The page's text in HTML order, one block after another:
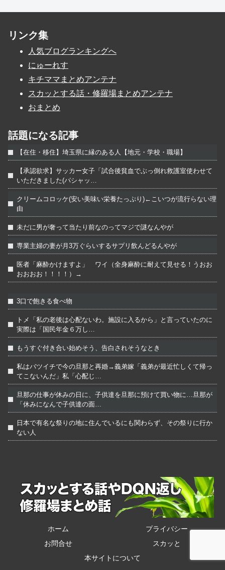
リンク集
人気ブログランキングへ
にゅーれす
キチママまとめアンテナ
スカッとする話・修羅場まとめアンテナ
おまとめ
話題になる記事
【在住・移住】埼玉県に縁のある人【地元・学校・職場】
【承認欲求】サッカー女子「試合後貧血でぶっ倒れ救護室使わせて
いただきました(パシャッ…
クリームコロッケ(安い美味い栄養たっぷり)←こいつが流行らない理
由
未だに男が奢って当たり前なのってマジで謎なんやが
専業主婦の妻が月3万ぐらいするサプリ飲んどるんやが
医者「麻酔かけますよ」 ワイ（全身麻酔に耐えて見せる！うおお
おおおお！！！！）→
3口で飽きる食べ物
トメ「私の老後は心配ないわ。施設に入るから」と言っていたのに
実際は「国民年金６万し…
もうすぐ付き合い始めそう、告白されそうなとき
私はバツイチで今の旦那と再婚→義弟嫁「義弟が最近忙しくて帰っ
てこないんだ」私「心配じ…
旦那の仕事が休みの日に、子供達を旦那に預けて買い物に…旦那が
「休みになんで子供達の面…
日本で有名な祭りの地に住んでいるにも関わらず、その祭りに行か
ない人
ホーム
プライバシー
お問合せ
スカッと
本サイトについて